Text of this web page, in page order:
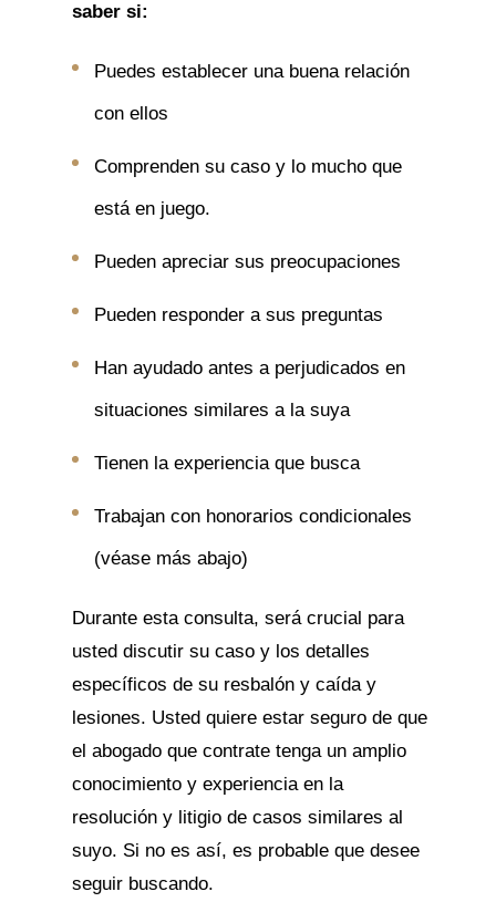
saber si:
Puedes establecer una buena relación
con ellos
Comprenden su caso y lo mucho que
está en juego.
Pueden apreciar sus preocupaciones
Pueden responder a sus preguntas
Han ayudado antes a perjudicados en
situaciones similares a la suya
Tienen la experiencia que busca
Trabajan con honorarios condicionales
(véase más abajo)
Durante esta consulta, será crucial para
usted discutir su caso y los detalles
específicos de su resbalón y caída y
lesiones. Usted quiere estar seguro de que
el abogado que contrate tenga un amplio
conocimiento y experiencia en la
resolución y litigio de casos similares al
suyo. Si no es así, es probable que desee
seguir buscando.